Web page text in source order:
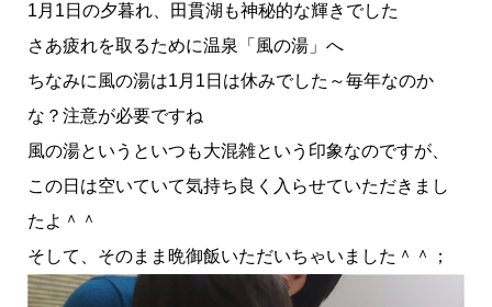
1月1日の夕暮れ、田貫湖も神秘的な輝きでした
さあ疲れを取るために温泉「風の湯」へ
ちなみに風の湯は1月1日は休みでした～毎年なのか
な？注意が必要ですね
風の湯というといつも大混雑という印象なのですが、
この日は空いていて気持ち良く入らせていただきまし
たよ＾＾
そして、そのまま晩御飯いただいちゃいました＾＾；